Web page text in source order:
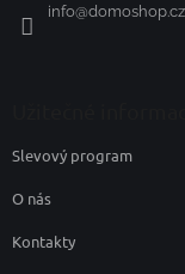
info@domoshop.cz
Slevový program
O nás
Kontakty